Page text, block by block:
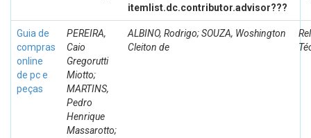
itemlist.dc.contributor.advisor???
Guia de
compras
online
de pc e
peças
PEREIRA,
Caio
Gregorutti
Miotto;
MARTINS,
Pedro
Henrique
Massarotto;
ALBINO, Rodrigo; SOUZA, Woshington
Cleiton de